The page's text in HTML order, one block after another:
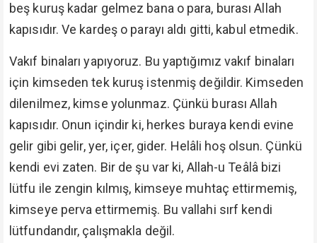
beş kuruş kadar gelmez bana o para, burası Allah
kapısıdır. Ve kardeş o parayı aldı gitti, kabul etmedik.
Vakıf binaları yapıyoruz. Bu yaptığımız vakıf binaları
için kimseden tek kuruş istenmiş değildir. Kimseden
dilenilmez, kimse yolunmaz. Çünkü burası Allah
kapısıdır. Onun içindir ki, herkes buraya kendi evine
gelir gibi gelir, yer, içer, gider. Helâli hoş olsun. Çünkü
kendi evi zaten. Bir de şu var ki, Allah-u Teâlâ bizi
lütfu ile zengin kılmış, kimseye muhtaç ettirmemiş,
kimseye perva ettirmemiş. Bu vallahi sırf kendi
lütfundandır, çalışmakla değil.